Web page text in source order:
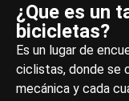
¿Que es un
bicicletas?
Es un lugar de
ciclistas, donde se
mecánica y cada